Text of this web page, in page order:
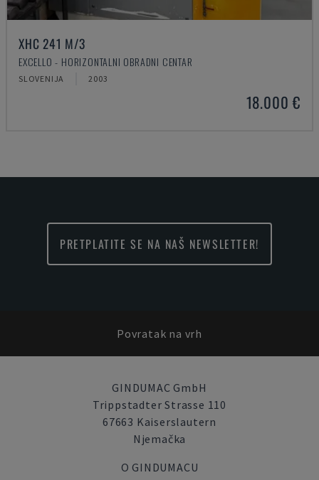
XHC 241 M/3
EXCELLO - HORIZONTALNI OBRADNI CENTAR
SLOVENIJA 2003
18.000 €
PRETPLATITE SE NA NAŠ NEWSLETTER!
Povratak na vrh
GINDUMAC GmbH
Trippstadter Strasse 110
67663 Kaiserslautern
Njemačka
O GINDUMACU